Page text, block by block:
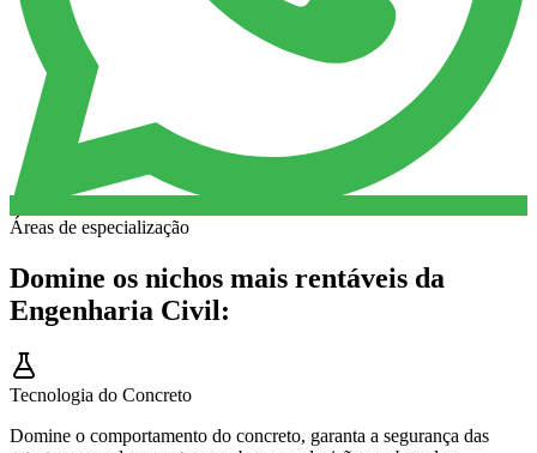
Áreas de especialização
Domine os nichos mais rentáveis da
Engenharia Civil:
Tecnologia do Concreto
Domine o comportamento do concreto, garanta a segurança das